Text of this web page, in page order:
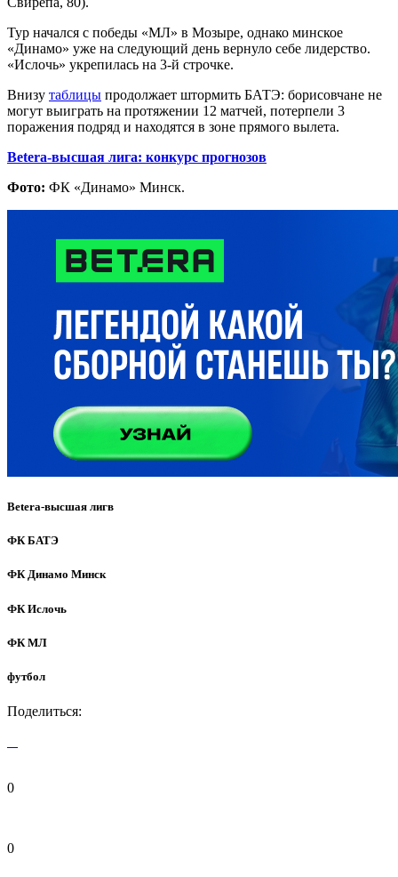
Тур начался с победы «МЛ» в Мозыре, однако минское
«Динамо» уже на следующий день вернуло себе лидерство.
«Ислочь» укрепилась на 3-й строчке.
Внизу таблицы продолжает штормить БАТЭ: борисовчане не
могут выиграть на протяжении 12 матчей, потерпели 3
поражения подряд и находятся в зоне прямого вылета.
Betera-высшая лига: конкурс прогнозов
Фото: ФК «Динамо» Минск.
Betera-высшая лигв
ФК БАТЭ
ФК Динамо Минск
ФК Ислочь
ФК МЛ
футбол
Поделиться:
0
0